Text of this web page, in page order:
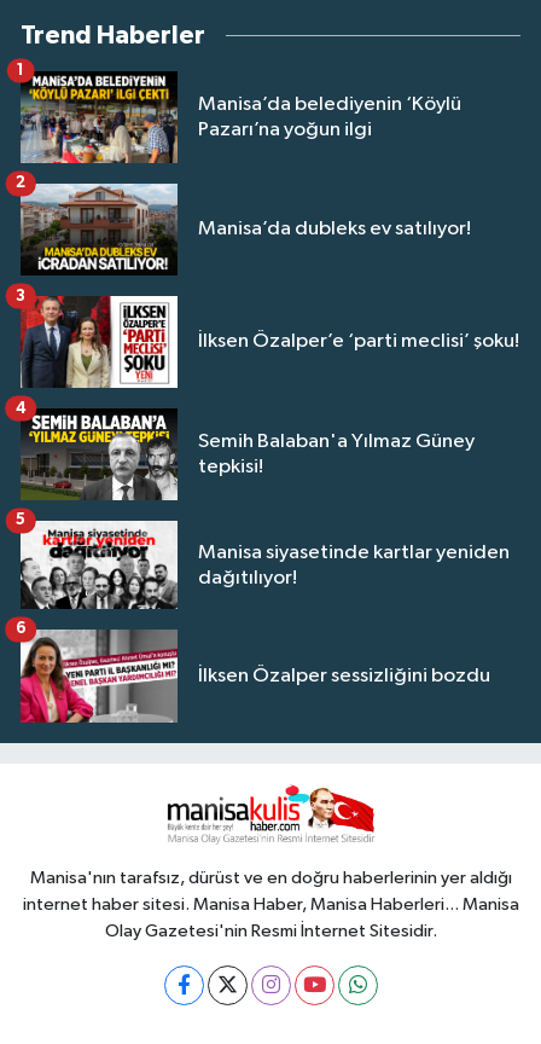
Trend Haberler
Manisa’da belediyenin ‘Köylü
Pazarı’na yoğun ilgi
1
Manisa’da dubleks ev satılıyor!
2
İlksen Özalper’e ‘parti meclisi’ şoku!
3
Semih Balaban'a Yılmaz Güney
tepkisi!
4
Manisa siyasetinde kartlar yeniden
dağıtılıyor!
5
İlksen Özalper sessizliğini bozdu
6
Manisa'nın tarafsız, dürüst ve en doğru haberlerinin yer aldığı
internet haber sitesi. Manisa Haber, Manisa Haberleri... Manisa
Olay Gazetesi'nin Resmi İnternet Sitesidir.